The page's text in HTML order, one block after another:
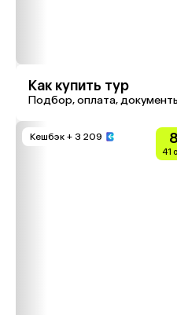
Как купить тур
Подбор, оплата,
Кешбэк + 3 209
41